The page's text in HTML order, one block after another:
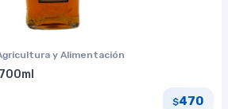
y Alimentación
$470